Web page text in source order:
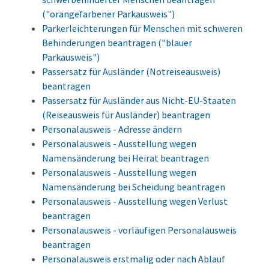
("orangefarbener Parkausweis")
Parkerleichterungen für Menschen mit schweren
Behinderungen beantragen ("blauer
Parkausweis")
Passersatz für Ausländer (Notreiseausweis)
beantragen
Passersatz für Ausländer aus Nicht-EU-Staaten
(Reiseausweis für Ausländer) beantragen
Personalausweis - Adresse ändern
Personalausweis - Ausstellung wegen
Namensänderung bei Heirat beantragen
Personalausweis - Ausstellung wegen
Namensänderung bei Scheidung beantragen
Personalausweis - Ausstellung wegen Verlust
beantragen
Personalausweis - vorläufigen Personalausweis
beantragen
Personalausweis erstmalig oder nach Ablauf